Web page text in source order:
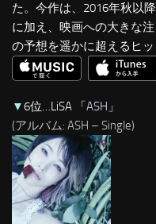
た。今作は、2016年秋以
に加え、映画への大きな
の予想を遥かに超えるヒッ
▼6位…LiSA 「 ASH 」
(アルバム: ASH – Single)